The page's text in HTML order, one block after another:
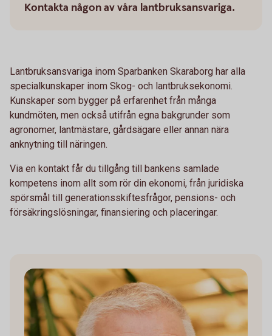
Kontakta någon av våra lantbruksansvariga.
Lantbruksansvariga inom Sparbanken Skaraborg har alla
specialkunskaper inom Skog- och lantbruksekonomi.
Kunskaper som bygger på erfarenhet från många
kundmöten, men också utifrån egna bakgrunder som
agronomer, lantmästare, gårdsägare eller annan nära
anknytning till näringen.
Via en kontakt får du tillgång till bankens samlade
kompetens inom allt som rör din ekonomi, från juridiska
spörsmål till generationsskiftesfrågor, pensions- och
försäkringslösningar, finansiering och placeringar.